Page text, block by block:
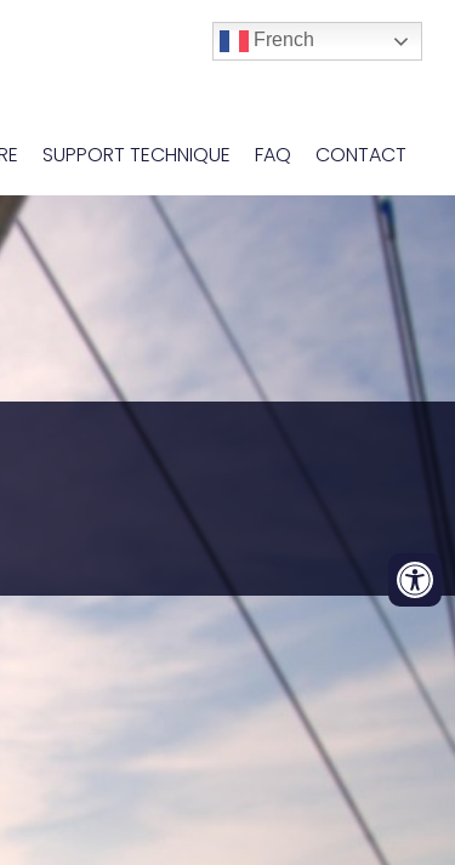
SUPPORT TECHNIQUE FAQ CONTACT
French